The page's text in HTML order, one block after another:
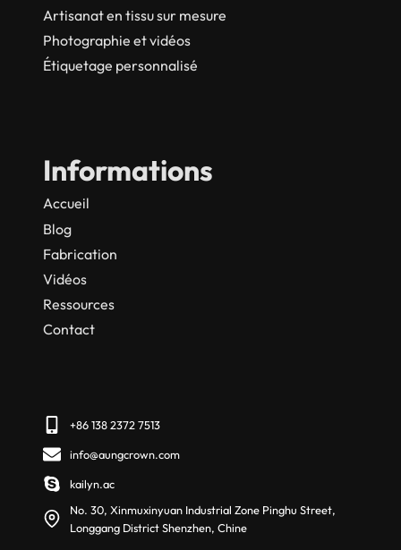
Artisanat en tissu sur mesure
Photographie et vidéos
Étiquetage personnalisé
Informations
Accueil
Blog
Fabrication
Vidéos
Ressources
Contact
+86 138 2372 7513
info@aungcrown.com
kailyn.ac
No. 30, Xinmuxinyuan Industrial Zone Pinghu Street,
Longgang District Shenzhen, Chine